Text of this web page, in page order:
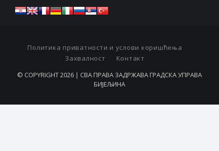
Политика приватности и услови коришћења
Захвалност
Контакт
© COPYRIGHT 2026 | СВА ПРАВА ЗАДРЖАВА ГРАДСКА УПРАВА
БИЈЕЉИНА